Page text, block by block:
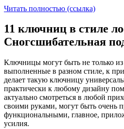
Читать полностью (ссылка)
11 ключниц в стиле
Сногсшибательная
Ключницы могут быть не только
выполненные в разном стиле, к
делает такую ключницу
практически к любому дизайну
актуально смотреться в любой
своими руками, могут быть очень
функциональными, главное,
усилия.